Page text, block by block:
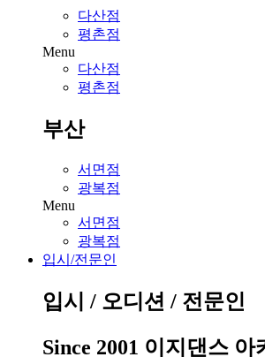
다산점
평촌점
Menu
다산점
평촌점
부산
서면점
광복점
Menu
서면점
광복점
입시/전문인
입시 / 오디션 / 전문인
Since 2001 이지댄스 아